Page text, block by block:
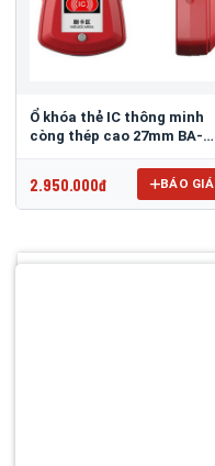
Ổ khóa thẻ IC thông minh
còng thép cao 27mm BA-
2.950.000đ BÁO GIÁ